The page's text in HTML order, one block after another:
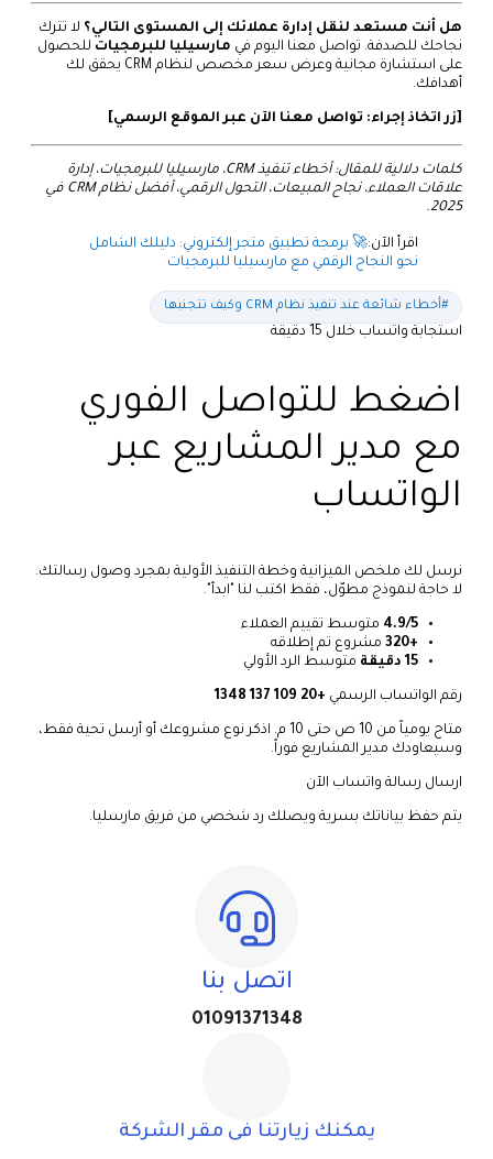
هل أنت مستعد لنقل إدارة عملائك إلى المستوى التالي؟ لا تترك
نجاحك للصدفة. تواصل معنا اليوم في مارسيليا للبرمجيات للحصول
على استشارة مجانية وعرض سعر مخصص لنظام CRM يحقق لك
أهدافك.
[زر اتخاذ إجراء: تواصل معنا الآن عبر الموقع الرسمي]
كلمات دلالية للمقال: أخطاء تنفيذ CRM، مارسيليا للبرمجيات، إدارة
علاقات العملاء، نجاح المبيعات، التحول الرقمي، أفضل نظام CRM في
2025.
اقرأ الآن:🚀 برمجة تطبيق متجر إلكتروني: دليلك الشامل
نحو النجاح الرقمي مع مارسيليا للبرمجيات
#أخطاء شائعة عند تنفيذ نظام CRM وكيف تتجنبها
استجابة واتساب خلال 15 دقيقة
اضغط للتواصل الفوري
مع مدير المشاريع عبر
الواتساب
نرسل لك ملخص الميزانية وخطة التنفيذ الأولية بمجرد وصول رسالتك.
لا حاجة لنموذج مطوّل، فقط اكتب لنا "ابدأ".
4.9/5 متوسط تقييم العملاء
+320
مشروع تم إطلاقه
15 دقيقة
متوسط الرد الأولي
رقم الواتساب الرسمي +20 109 137 1348
متاح يومياً من 10 ص حتى 10 م. اذكر نوع مشروعك أو أرسل تحية فقط،
وسيعاودك مدير المشاريع فوراً.
ارسال رسالة واتساب الآن
يتم حفظ بياناتك بسرية ويصلك رد شخصي من فريق مارسليا.
اتصل بنا
01091371348
يمكنك زيارتنا فى مقر الشركة